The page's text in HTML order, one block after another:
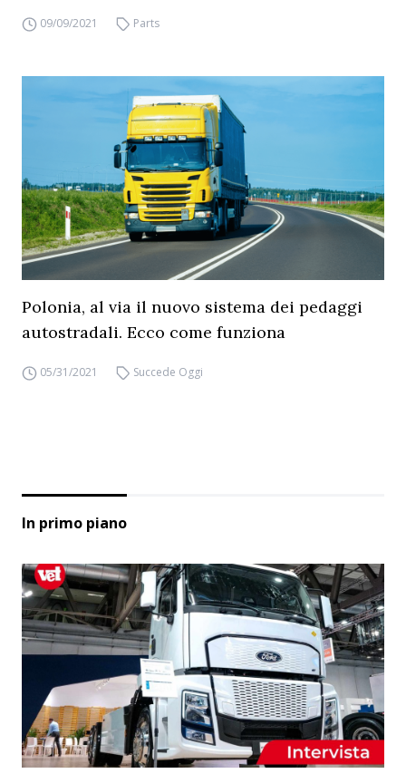
09/09/2021 Parts
Polonia, al via il nuovo sistema dei pedaggi
autostradali. Ecco come funziona
05/31/2021 Succede Oggi
In primo piano